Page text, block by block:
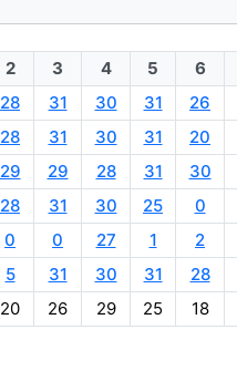
2 3 4 5 6
28 31 30 31 26
28 31 30 31 20
29 29 28 31 30
28 31 30 25 0
0 0 27 1 2
5 31 30 31 28
20 26 29 25 18